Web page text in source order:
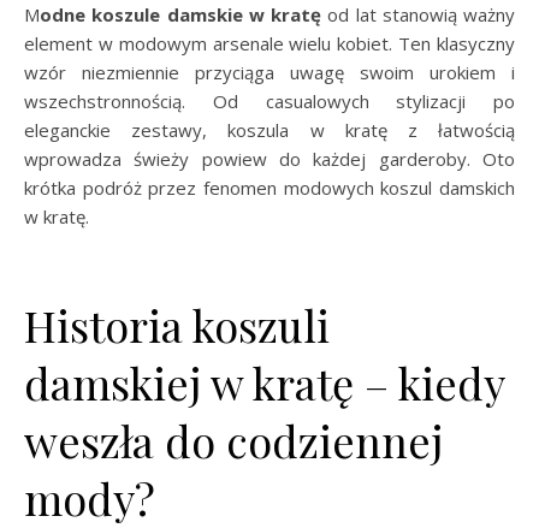
Modne koszule damskie w kratę od lat stanowią ważny
element w modowym arsenale wielu kobiet. Ten klasyczny
wzór niezmiennie przyciąga uwagę swoim urokiem i
wszechstronnością. Od casualowych stylizacji po
eleganckie zestawy, koszula w kratę z łatwością
wprowadza świeży powiew do każdej garderoby. Oto
krótka podróż przez fenomen modowych koszul damskich
w kratę.
Historia koszuli
damskiej w kratę – kiedy
weszła do codziennej
mody?